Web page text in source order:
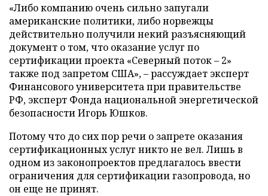
«Либо компанию очень сильно запугали
американские политики, либо норвежцы
действительно получили некий разъясняющий
документ о том, что оказание услуг по
сертификации проекта «Северный поток – 2»
также под запретом США», – рассуждает эксперт
Финансового университета при правительстве
РФ, эксперт Фонда национальной энергетической
безопасности Игорь Юшков.
Потому что до сих пор речи о запрете оказания
сертификационных услуг никто не вел. Лишь в
одном из законопроектов предлагалось ввести
ограничения для сертификации газопровода, но
он еще не принят.